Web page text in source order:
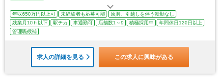
年収650万円以上可 未経験者も応募可能
原則、引越しを伴う転勤なし
残業月10ｈ以下
駅チカ 車通勤可 店舗数1～9 積極採用中
年間休日120日以上
管理職候補
求人の詳細を見る この求人に興味がある